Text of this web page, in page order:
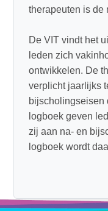
therapeuten is de
De VIT vindt het
leden zich
ontwikkelen. De
verplicht jaarlijks
bijscholingseisen
logboek geven
zij aan na- en
logboek wordt